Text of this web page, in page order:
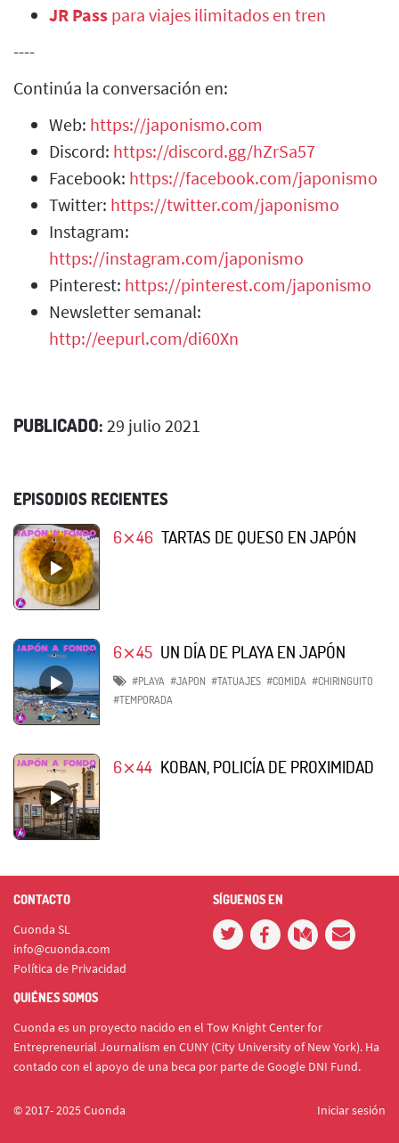
JR Pass para viajes ilimitados en tren
----
Continúa la conversación en:
Web: https://japonismo.com
Discord: https://discord.gg/hZrSa57
Facebook: https://facebook.com/japonismo
Twitter: https://twitter.com/japonismo
Instagram:
https://instagram.com/japonismo
Pinterest: https://pinterest.com/japonismo
Newsletter semanal:
http://eepurl.com/di60Xn
PUBLICADO: 29 julio 2021
EPISODIOS RECIENTES
6⨯46 TARTAS DE QUESO EN JAPÓN
6⨯45 UN DÍA DE PLAYA EN JAPÓN
#PLAYA #JAPON #TATUAJES #COMIDA #CHIRINGUITO
#TEMPORADA
6⨯44 KOBAN, POLICÍA DE PROXIMIDAD
CONTACTO
Cuonda SL
info@cuonda.com
Política de Privacidad
SÍGUENOS EN
QUIÉNES SOMOS
Cuonda es un proyecto nacido en el Tow Knight Center for
Entrepreneurial Journalism en CUNY (City University of New York). Ha
contado con el apoyo de una beca por parte de Google DNI Fund.
© 2017- 2025 Cuonda Iniciar sesión